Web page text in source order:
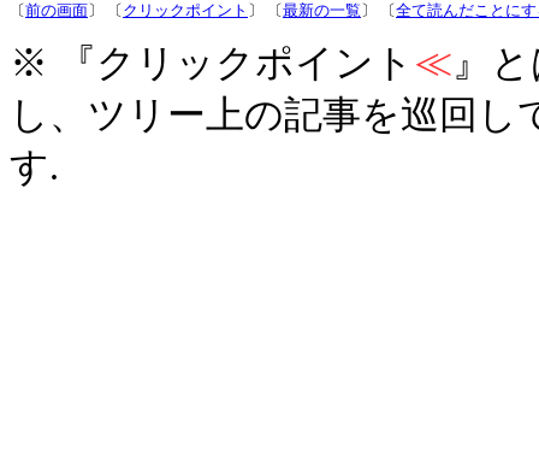
〔前の画面〕 〔 クリックポイント 〕 〔最新の一覧 〕 〔全て読んだことに
※ 『クリックポイント ≪』
し、ツリー上の記事を巡回
す.